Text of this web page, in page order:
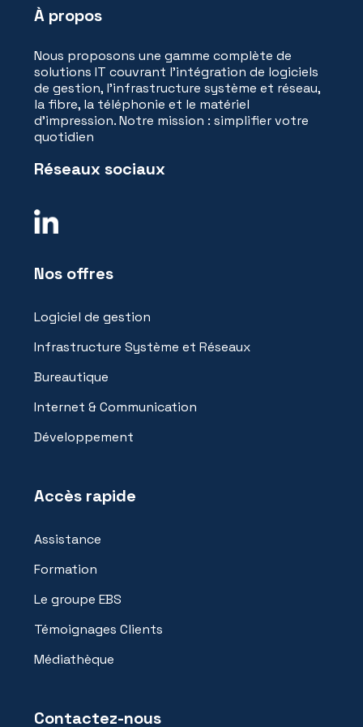
À propos
Nous proposons une gamme complète de
solutions IT couvrant l'intégration de logiciels
de gestion, l'infrastructure système et réseau,
la fibre, la téléphonie et le matériel
d'impression. Notre mission : simplifier votre
quotidien
Réseaux sociaux
Nos offres
Logiciel de gestion
Infrastructure Système et Réseaux
Bureautique
Internet & Communication
Développement
Accès rapide
Assistance
Formation
Le groupe EBS
Témoignages Clients
Médiathèque
Contactez-nous